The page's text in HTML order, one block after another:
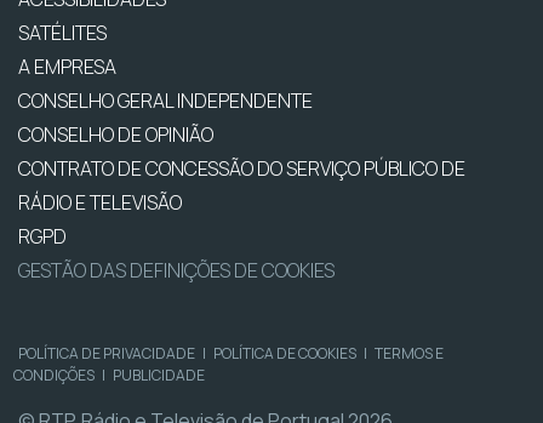
SATÉLITES
A EMPRESA
CONSELHO GERAL INDEPENDENTE
CONSELHO DE OPINIÃO
CONTRATO DE CONCESSÃO DO SERVIÇO PÚBLICO DE
RÁDIO E TELEVISÃO
RGPD
GESTÃO DAS DEFINIÇÕES DE COOKIES
POLÍTICA DE PRIVACIDADE | POLÍTICA DE COOKIES | TERMOS E
CONDIÇÕES | PUBLICIDADE